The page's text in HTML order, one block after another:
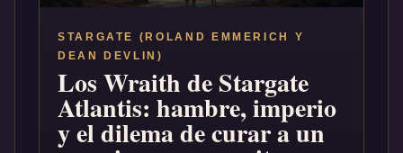
STARGATE (ROLAND EMMERICH Y
DEAN DEVLIN)
Los Wraith de Stargate
Atlantis: hambre, imperio
y el dilema de curar a un